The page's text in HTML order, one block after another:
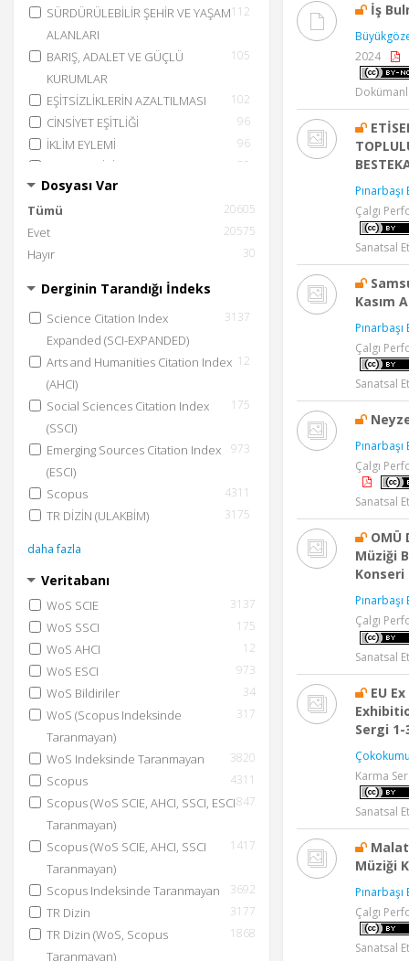
SÜRDÜRÜLEBİLİR ŞEHİR VE YAŞAM
ALANLARI
112
BARIŞ, ADALET VE GÜÇLÜ
KURUMLAR
105
EŞİTSİZLİKLERİN AZALTILMASI 102
CİNSİYET EŞİTLİĞİ 96
İKLİM EYLEMİ 96
AMAÇLAR İÇİN ORTAKLIKLAR 89
AÇLIĞA SON
KARASAL YAŞAM 83
TEMİZ SU VE SIHHİ KOŞULLAR 74
YOKSULLUĞA SON 60
SUDAKİ YAŞAM
ERİŞİLEBİLİR VE TEMİZ ENERJİ 44
Dosyası Var
Tümü 20605
Evet 20575
Hayır 30
Derginin Tarandığı İndeks
Science Citation Index
Expanded (SCI-EXPANDED)
3137
Arts and Humanities Citation Index
(AHCI)
12
Social Sciences Citation Index
(SSCI)
175
Emerging Sources Citation Index
(ESCI)
973
Scopus 4311
TR DİZİN (ULAKBİM) 3175
daha fazla
Veritabanı
WoS SCIE 3137
WoS SSCI 175
WoS AHCI 12
WoS ESCI 973
WoS Bildiriler 34
WoS (Scopus Indeksinde
Taranmayan)
317
WoS Indeksinde Taranmayan 3820
Scopus 4311
Scopus (WoS SCIE, AHCI, SSCI, ESCI
Taranmayan)
847
Scopus (WoS SCIE, AHCI, SSCI
Taranmayan)
1417
Scopus Indeksinde Taranmayan 3692
TR Dizin 3177
TR Dizin (WoS, Scopus
Taranmayan)
1868
İş
2024
Pınarbaşı
Çalgı
Sanatsal
Kasım
Pınarbaşı
Çalgı
Sanatsal
Pınarbaşı
Çalgı
Sanatsal
OMÜ
Müziği
Konseri
Pınarbaşı
Çalgı
Sanatsal
EU
Sergi 1-
Karma
Sanatsal
Müziği
Pınarbaşı
Çalgı
Sanatsal